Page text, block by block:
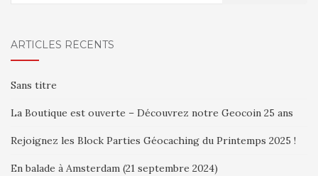
ARTICLES RÉCENTS
Sans titre
La Boutique est ouverte – Découvrez notre Geocoin 25 ans
Rejoignez les Block Parties Géocaching du Printemps 2025 !
En balade à Amsterdam (21 septembre 2024)